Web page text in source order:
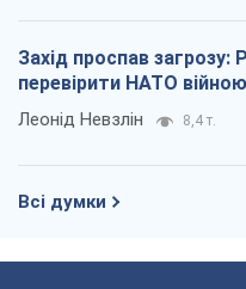
Захід проспав загрозу:
перевірити НАТО війною
Леонід Невзлін 8,4 т.
Всі думки